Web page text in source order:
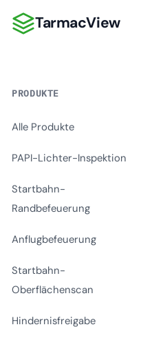
TarmacView
TarmacView
PRODUKTE
Alle Produkte
PAPI-Lichter-Inspektion
Startbahn-
Randbefeuerung
Anflugbefeuerung
Startbahn-
Oberflächenscan
Hindernisfreigabe